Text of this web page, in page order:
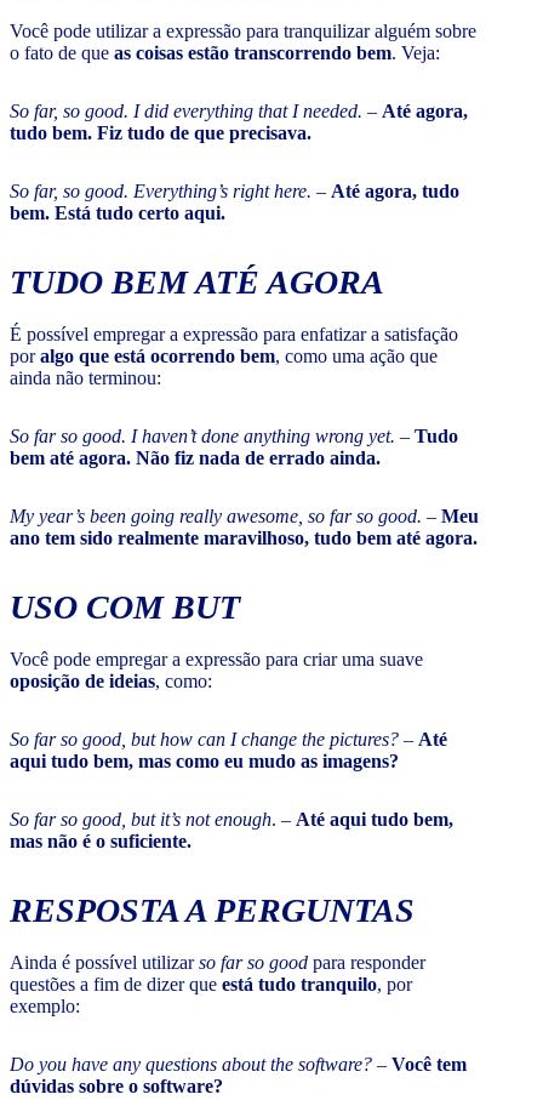
Você pode utilizar a expressão para tranquilizar alguém sobre
o fato de que as coisas estão transcorrendo bem. Veja:
So far, so good. I did everything that I needed. – Até agora,
tudo bem. Fiz tudo de que precisava.
So far, so good. Everything’s right here. – Até agora, tudo
bem. Está tudo certo aqui.
TUDO BEM ATÉ AGORA
É possível empregar a expressão para enfatizar a satisfação
poralgo que está ocorrendo bem, como uma ação que
ainda não terminou:
So far so good. I haven’t done anything wrong yet. – Tudo
bem até agora. Não fiz nada de errado ainda.
My year’s been going really awesome, so far so good. – Meu
ano tem sido realmente maravilhoso, tudo bem até agora.
USO COM BUT
Você pode empregar a expressão para criar uma suave
oposição de ideias, como:
So far so good, but how can I change the pictures? – Até
aqui tudo bem, mas como eu mudo as imagens?
So far so good, but it’s not enough. – Até aqui tudo bem,
mas não é o suficiente.
RESPOSTA A PERGUNTAS
Ainda é possível utilizarso far so good para responder
questões a fim de dizer que está tudo tranquilo, por
exemplo:
Do you have any questions about the software? – Você tem
dúvidas sobre o software?